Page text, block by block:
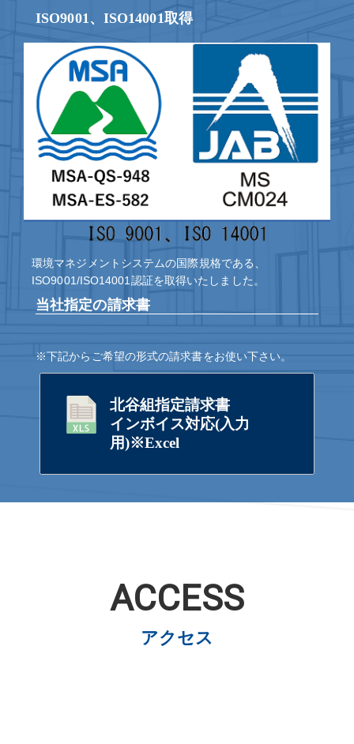
ISO9001、ISO14001取得
環境マネジメントシステムの国際規格である、
ISO9001/ISO14001認証を取得いたしました。
当社指定の請求書
※下記からご希望の形式の請求書をお使い下さい。
北谷組指定請求書
インボイス対応(入力
用)※Excel
ACCESS
アクセス